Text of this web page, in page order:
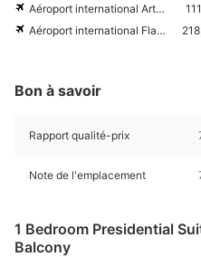
Aéroport international Arturo Michelena
Aéroport international Flamingo
Bon à savoir
Rapport qualité-prix
Note de l'emplacement
1 Bedroom Presidential
Balcony